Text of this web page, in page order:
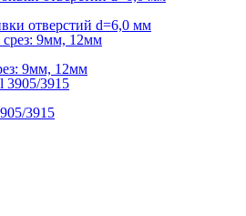
отверстий d=6,0 мм
9мм, 12мм
3915